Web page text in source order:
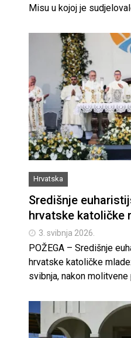
Misu u kojoj je
Hrvatska
Središnje
hrvatske katoličke
3. svibnja 2026.
POŽEGA – Središnje
hrvatske katoličke
svibnja, nakon molitvene